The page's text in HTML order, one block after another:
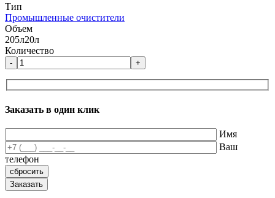
Тип
Промышленные очистители
Объем
205л20л
Количество
- +
Заказать в один клик
Имя
Ваш
телефон